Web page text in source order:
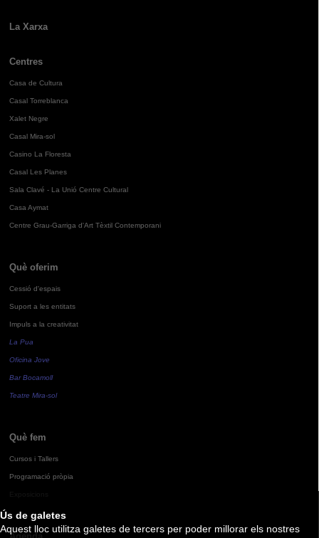
Ús de galetes
Aquest lloc utilitza galetes de tercers per poder millorar els nostres
La Xarxa
Centres
Casa de Cultura
Casal Torreblanca
Xalet Negre
Casal Mira-sol
Casino La Floresta
Casal Les Planes
Sala Clavé - La Unió Centre Cultural
Casa Aymat
Centre Grau-Garriga d'Art Tèxtil Contemporani
Què oferim
Cessió d'espais
Suport a les entitats
Impuls a la creativitat
La Pua
Oficina Jove
Bar Bocamoll
Teatre Mira-sol
Què fem
Cursos i Tallers
Programació pròpia